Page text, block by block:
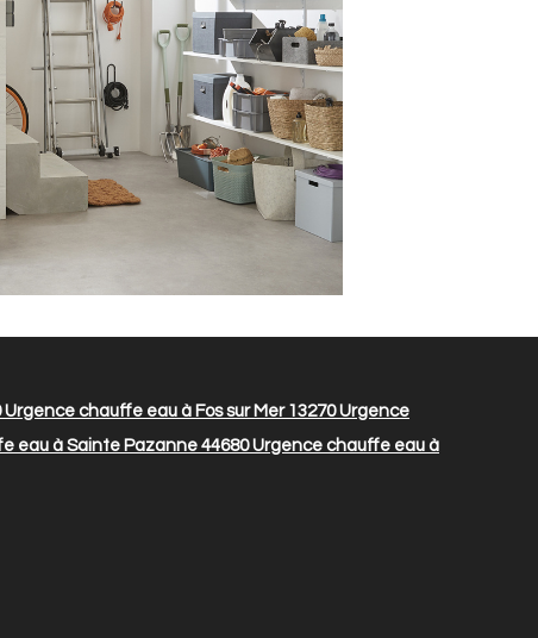
Urgence chauffe eau à Fos sur Mer 13270Urgence
eau à Sainte Pazanne 44680Urgence chauffe eau à